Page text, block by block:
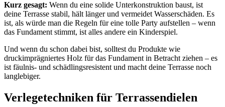
Kurz gesagt: Wenn du eine solide Unterkonstruktion baust, ist
deine Terrasse stabil, hält länger und vermeidet Wasserschäden. Es
ist, als würde man die Regeln für eine tolle Party aufstellen – wenn
das Fundament stimmt, ist alles andere ein Kinderspiel.
Und wenn du schon dabei bist, solltest du Produkte wie
druckimprägniertes Holz für das Fundament in Betracht ziehen – es
ist fäulnis- und schädlingsresistent und macht deine Terrasse noch
langlebiger.
Verlegetechniken für Terrassendielen